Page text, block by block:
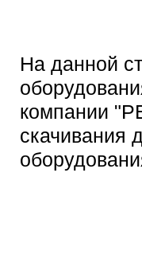
На данной
компании
скачивания